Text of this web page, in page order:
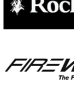
唐澤予報士